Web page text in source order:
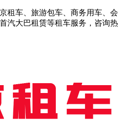
租车、旅游包车、商务用车、会
汽大巴租赁等租车服务，咨询热